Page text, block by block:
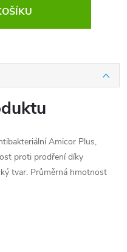
Amicor Plus,
proti prodření díky
tvar. Průměrná hmotnost